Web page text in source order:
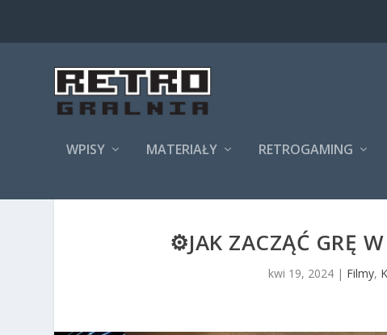
WPISY MATERIAŁY RETROGAMING
⚙️JAK ZACZĄĆ GRĘ
kwi 19, 2024| Filmy,